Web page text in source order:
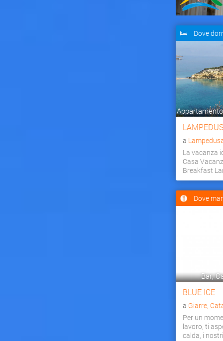
Dove
a
La vacanza
Casa
Breakfast
Dove
Bar,
BLUE ICE
a Giarre,
Per un
lavoro, ti
calda, i